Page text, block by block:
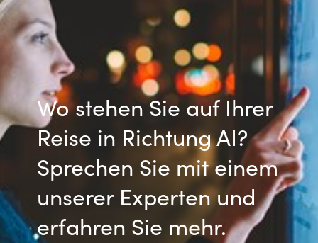
Wo stehen Sie auf Ihrer
Reise in Richtung AI?
Sprechen Sie mit einem
unserer Experten und
erfahren Sie mehr.